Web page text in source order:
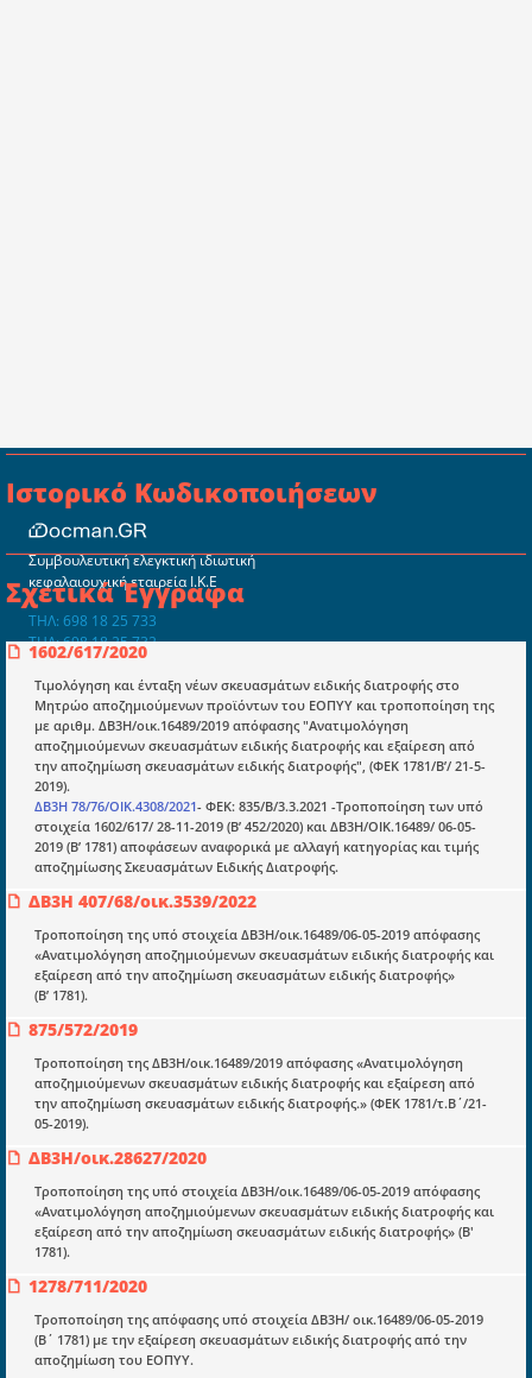
Ιστορικό Κωδικοποιήσεων
Σχετικά Έγγραφα
1602/617/2020
Τιμολόγηση και ένταξη νέων σκευασμάτων ειδικής διατροφής στο
Μητρώο αποζημιούμενων προϊόντων του ΕΟΠΥΥ και τροποποίηση της
με αριθμ. ΔΒ3Η/οικ.16489/2019 απόφασης "Ανατιμολόγηση
αποζημιούμενων σκευασμάτων ειδικής διατροφής και εξαίρεση από
την αποζημίωση σκευασμάτων ειδικής διατροφής", (ΦΕΚ 1781/Β’/ 21-5-
2019).
ΔΒ3Η 78/76/ΟΙΚ.4308/2021- ΦΕΚ: 835/Β/3.3.2021 -Τροποποίηση των υπό
στοιχεία 1602/617/ 28-11-2019 (Β’ 452/2020) και ΔΒ3Η/ΟΙΚ.16489/ 06-05-
2019 (Β’ 1781) αποφάσεων αναφορικά με αλλαγή κατηγορίας και τιμής
αποζημίωσης Σκευασμάτων Ειδικής Διατροφής.
ΔΒ3Η 407/68/οικ.3539/2022
Τροποποίηση της υπό στοιχεία ΔΒ3Η/οικ.16489/06-05-2019 απόφασης
«Ανατιμολόγηση αποζημιούμενων σκευασμάτων ειδικής διατροφής και
εξαίρεση από την αποζημίωση σκευασμάτων ειδικής διατροφής»
(Β’ 1781).
875/572/2019
Τροποποίηση της ΔΒ3Η/οικ.16489/2019 απόφασης «Ανατιμολόγηση
αποζημιούμενων σκευασμάτων ειδικής διατροφής και εξαίρεση από
την αποζημίωση σκευασμάτων ειδικής διατροφής.» (ΦΕΚ 1781/τ.Β΄/21-
05-2019).
ΔΒ3Η/οικ.28627/2020
Τροποποίηση της υπό στοιχεία ΔΒ3Η/οικ.16489/06-05-2019 απόφασης
«Ανατιμολόγηση αποζημιούμενων σκευασμάτων ειδικής διατροφής και
εξαίρεση από την αποζημίωση σκευασμάτων ειδικής διατροφής» (Β'
1781).
1278/711/2020
Τροποποίηση της απόφασης υπό στοιχεία ΔΒ3Η/ οικ.16489/06-05-2019
(Β΄ 1781) με την εξαίρεση σκευασμάτων ειδικής διατροφής από την
αποζημίωση του ΕΟΠΥΥ.
Συμβουλευτική ελεγκτική ιδιωτική
κεφαλαιουχική εταιρεία Ι.Κ.Ε
ΤΗΛ: 698 18 25 733
ΤΗΛ: 698 18 25 732
mydocmangr@gmail.com
Docman.gr
Ποιοί είμαστε;
Μια πολυετής εθελοντική προσπάθεια που
μετατράπηκε σε επιχειρηματική οντότητα και φιλοδοξεί να συμβάλλει
στην διάδοση της γνώσης.
Ενότητες
Επικαιρότητα
E-book
Οδηγοί εκκαθάρισης
Νόμοι και προεδρικά διατάγματα
Υπουργικές αποφάσεις
Νομολογία και Γνωμοδοτήσεις ΝΣΚ
Πληροφορίες
Είσοδος
Εγγραφή